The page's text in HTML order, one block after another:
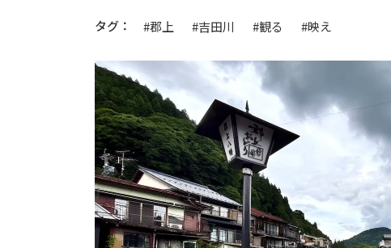
タグ： #郡上 #吉田川 #観る #映え